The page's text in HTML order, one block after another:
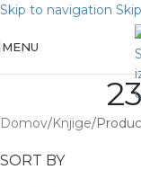
Skip to navigation
MENU
Domov/Knjige/
SORT BY